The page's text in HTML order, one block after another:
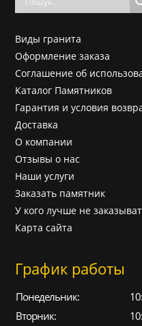
Виды гранита
Оформление заказа
Соглашение об
Каталог Памятников
Гарантия и условия
Доставка
О компании
Отзывы о нас
Наши услуги
Заказать памятник
У кого лучше не
Карта сайта
График работы
Понедельник:
Вторник: